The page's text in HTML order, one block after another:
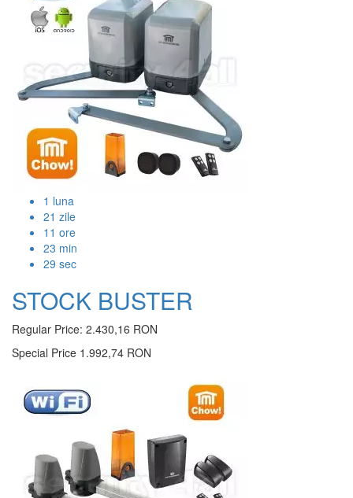
1 luna
21 zile
11 ore
23 min
28 sec
STOCK BUSTER
Regular Price: 2.430,16 RON
Special Price 1.992,74 RON